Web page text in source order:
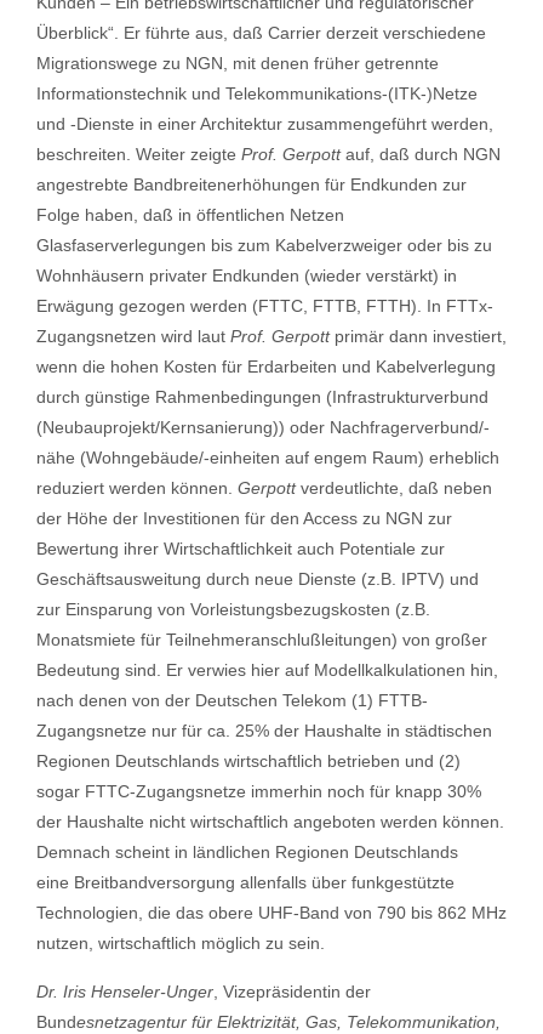
Überblick“. Er führte aus, daß Carrier derzeit verschiedene
Migrationswege zu NGN, mit denen früher getrennte
Informationstechnik und Telekommunikations-(ITK-)Netze
und -Dienste in einer Architektur zusammengeführt werden,
beschreiten. Weiter zeigte Prof. Gerpottauf, daß durch NGN
angestrebte Bandbreitenerhöhungen für Endkunden zur
Folge haben, daß in öffentlichen Netzen
Glasfaserverlegungen bis zum Kabelverzweiger oder bis zu
Wohnhäusern privater Endkunden (wieder verstärkt) in
Erwägung gezogen werden (FTTC, FTTB, FTTH). In FTTx-
Zugangsnetzen wird laut Prof. Gerpottprimär dann investiert,
wenn die hohen Kosten für Erdarbeiten und Kabelverlegung
durch günstige Rahmenbedingungen (Infrastrukturverbund
(Neubauprojekt/Kernsanierung)) oder Nachfragerverbund/-
nähe (Wohngebäude/-einheiten auf engem Raum) erheblich
reduziert werden können. Gerpottverdeutlichte, daß neben
der Höhe der Investitionen für den Access zu NGN zur
Bewertung ihrer Wirtschaftlichkeit auch Potentiale zur
Geschäftsausweitung durch neue Dienste (z.B. IPTV) und
zur Einsparung von Vorleistungsbezugskosten (z.B.
Monatsmiete für Teilnehmeranschlußleitungen) von großer
Bedeutung sind. Er verwies hier auf Modellkalkulationen hin,
nach denen von der Deutschen Telekom (1) FTTB-
Zugangsnetze nur für ca. 25% der Haushalte in städtischen
Regionen Deutschlands wirtschaftlich betrieben und (2)
sogar FTTC-Zugangsnetze immerhin noch für knapp 30%
der Haushalte nicht wirtschaftlich angeboten werden können.
Demnach scheint in ländlichen Regionen Deutschlands
eine Breitbandversorgung allenfalls über funkgestützte
Technologien, die das obere UHF-Band von 790 bis 862 MHz
nutzen, wirtschaftlich möglich zu sein.
Dr. Iris Henseler-Unger , Vizepräsidentin der
Bundesnetzagentur für Elektrizität, Gas, Telekommunikation,